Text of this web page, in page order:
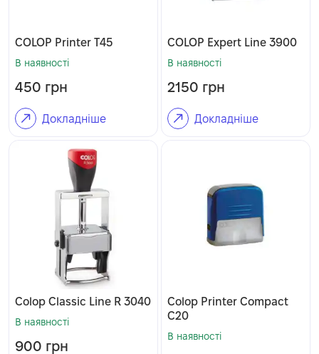
COLOP Printer T45
В наявності
450 грн
Докладніше
COLOP Expert Line 3900
В наявності
2150 грн
Докладніше
Colop Classic Line R 3040
В наявності
900 грн
Colop Printer Compact
C20
В наявності